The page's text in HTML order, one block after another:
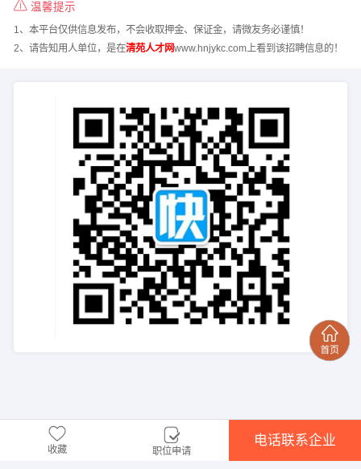
温馨提示
1、本平台仅供信息发布，不会收取押金、保证金，请微友务必谨慎！
2、请告知用人单位，是在清苑人才网www.hnjykc.com上看到该招聘信息的！
收藏 职位申请
电话联系企业